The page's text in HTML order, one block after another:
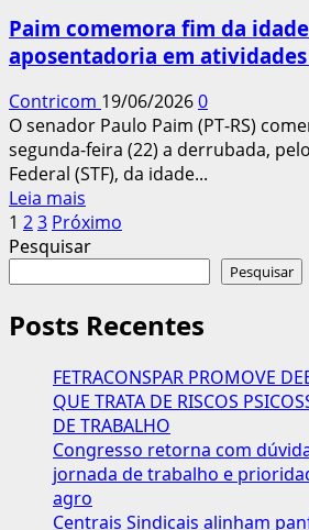
de
processos
‘pejotização’
na
1ª
instância
e
nos
TRTs
Paim comemora fim da
aposentadoria em
Contricom 19/06/20260
O senador Paulo Paim (PT-RS)
segunda-feira (22) a derrubada,
Federal (STF), da idade...
Leia mais
mais
sobre
fim
da
idade
mínima
para
aposentadoria
em
atividades
insalubres
Paginação
dos
1 23 Próximo
Pesquisar
Pesquisar
Posts Recentes
FETRACONSPAR PROMOVE
QUE TRATA DE RISCOS
DE TRABALHO
Congresso retorna com
jornada de trabalho e
agro
Centrais Sindicais alinham